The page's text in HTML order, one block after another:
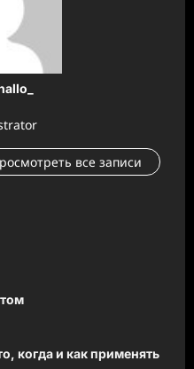
все записи
когда и как применять